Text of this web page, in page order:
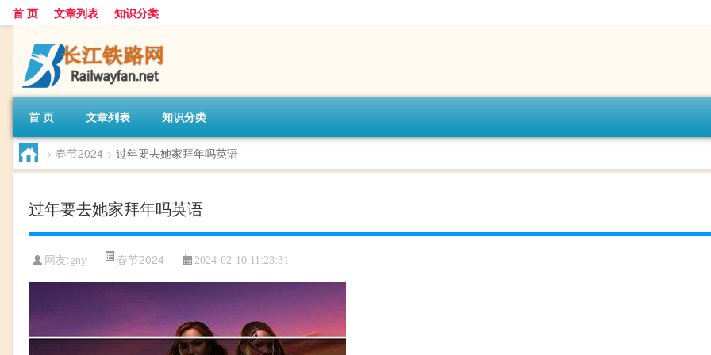
首 页 文章列表 知识分类
首 页 文章列表 知识分类
> 春节2024 > 过年要去她家拜年吗英语
过年要去她家拜年吗英语
网友:gny 春节2024 2024-02-10 11:23:31